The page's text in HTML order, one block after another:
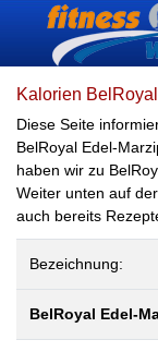
Kalorien
Diese Seite
BelRoyal Edel-
haben wir zu
Weiter unten auf
auch bereits
Bezeichnung:
BelRoyal Edel-